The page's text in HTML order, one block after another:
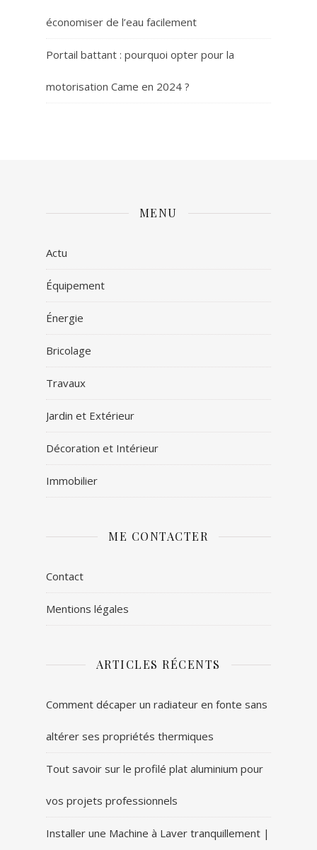
économiser de l’eau facilement
Portail battant : pourquoi opter pour la
motorisation Came en 2024 ?
MENU
Actu
Équipement
Énergie
Bricolage
Travaux
Jardin et Extérieur
Décoration et Intérieur
Immobilier
ME CONTACTER
Contact
Mentions légales
ARTICLES RÉCENTS
Comment décaper un radiateur en fonte sans
altérer ses propriétés thermiques
Tout savoir sur le profilé plat aluminium pour
vos projets professionnels
Installer une Machine à Laver tranquillement |